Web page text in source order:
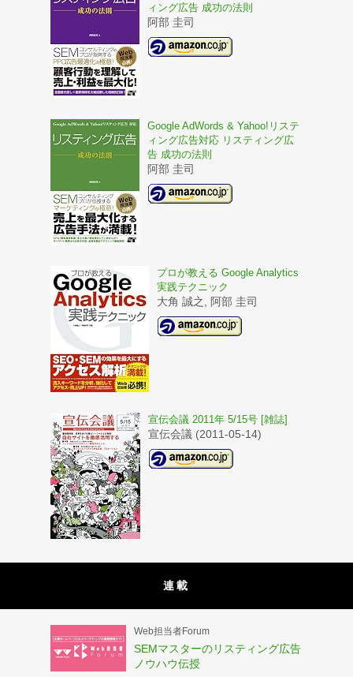
ィング広告 成功の法則
阿部 圭司
Google AdWords & Yahoo!リステ
ィング広告対応 リスティング広
告 成功の法則
阿部 圭司
プロが教える Google Analytics
実践テクニック
大角 誠之, 阿部 圭司
宣伝会議 2011年 5/15号 [雑誌]
宣伝会議 (2011-05-14)
連載
Web担当者Forum
SEMマスターのリスティング広告
ノウハウ伝授